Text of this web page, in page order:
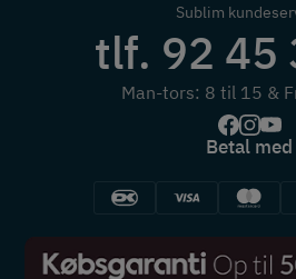
Sublim
tlf. 92 45
Man-tors: 8 til 15 &
Betal med